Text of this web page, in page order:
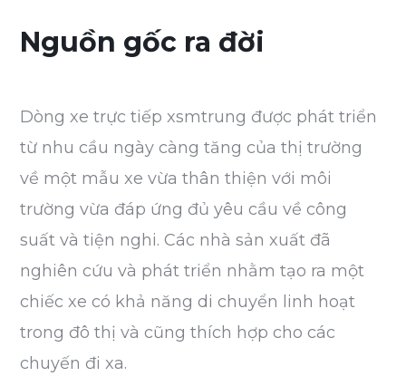
Nguồn gốc ra đời
Dòng xe trực tiếp xsmtrung được phát triển
từ nhu cầu ngày càng tăng của thị trường
về một mẫu xe vừa thân thiện với môi
trường vừa đáp ứng đủ yêu cầu về công
suất và tiện nghi. Các nhà sản xuất đã
nghiên cứu và phát triển nhằm tạo ra một
chiếc xe có khả năng di chuyển linh hoạt
trong đô thị và cũng thích hợp cho các
chuyến đi xa.